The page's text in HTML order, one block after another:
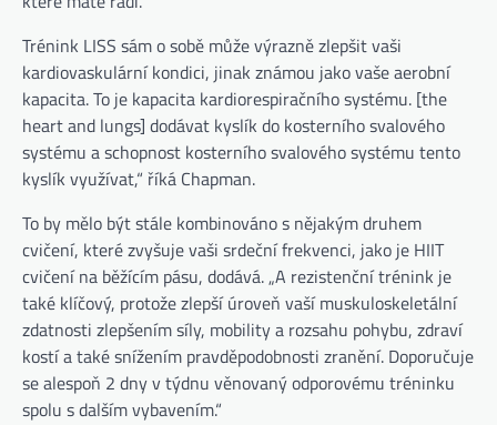
Trénink LISS sám o sobě může výrazně zlepšit vaši
kardiovaskulární kondici, jinak známou jako vaše aerobní
kapacita. To je kapacita kardiorespiračního systému. [the
heart and lungs] dodávat kyslík do kosterního svalového
systému a schopnost kosterního svalového systému tento
kyslík využívat,“ říká Chapman.
To by mělo být stále kombinováno s nějakým druhem
cvičení, které zvyšuje vaši srdeční frekvenci, jako je HIIT
cvičení na běžícím pásu, dodává. „A rezistenční trénink je
také klíčový, protože zlepší úroveň vaší muskuloskeletální
zdatnosti zlepšením síly, mobility a rozsahu pohybu, zdraví
kostí a také snížením pravděpodobnosti zranění. Doporučuje
se alespoň 2 dny v týdnu věnovaný odporovému tréninku
spolu s dalším vybavením.“